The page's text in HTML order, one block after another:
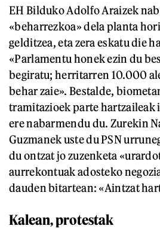
EH Bilduko Adolfo Araizek
«beharrezkoa» dela planta
gelditzea, eta zera eskatu die
«Parlamentu honek ezin du
begiratu; herritarren 10.000
behar zaie». Bestalde,
tramitazioek parte hartzaileak
ere nabarmendu du. Zurekin
Guzmanek uste du PSN
du ontzat jo zuzenketa
aurrekontuak adosteko
dauden bitartean: «Aintzat
Kalean, protestak